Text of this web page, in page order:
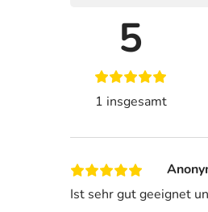
5
1 insgesamt
Ist sehr gut geeignet